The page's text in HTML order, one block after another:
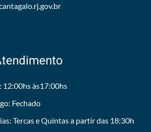
12:00hs às17:00hs
Fechado
Tercas e Quintas a partir das 18:30h